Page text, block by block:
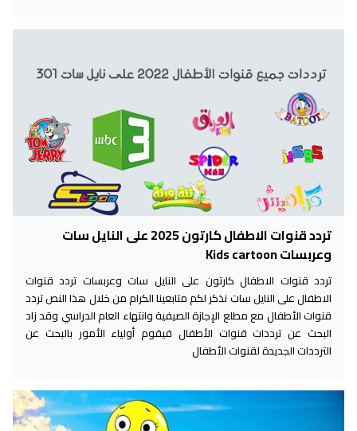
تردد قنوات الاطفال كارتون 2025 على النايل سات
وعربسات Kids cartoon
تردد قنوات الاطفال كارتون على النايل سات وعربسات تردد قنوات
الاطفال على النايل سات نذكر لكم متابعينا الكرام من خلال هذا النص تردد
قنوات الأطفال مع مطلع الإجازة الصيفية وانتهاء العام الدراسي وقد زاد
البحث عن ترددات قنوات الأطفال فيقوم أولياء الأمور بالبحث عن
الترددات الجديدة لقنوات الأطفال